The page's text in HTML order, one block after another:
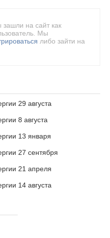
на сайт как
Мы
либо зайти на
29 августа
8 августа
13 января
27 сентября
21 апреля
14 августа